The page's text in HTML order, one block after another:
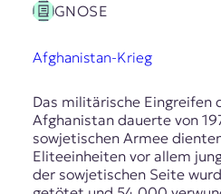
GNOSE
Afghanistan-Krieg
Das militärische Eingreifen
Afghanistan dauerte von
sowjetischen Armee
Eliteeinheiten vor allem
der sowjetischen Seite